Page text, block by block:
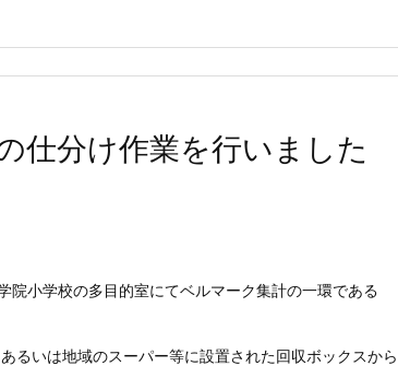
仕分け作業を行いました
院小学校の多目的室にてベルマーク集計の一環である
るいは地域のスーパー等に設置された回収ボックスから